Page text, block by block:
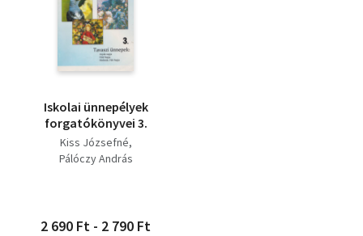
Iskolai ünnepélyek
forgatókönyvei 3.
Kiss Józsefné
Pálóczy András
2 690 Ft - 2 790 Ft